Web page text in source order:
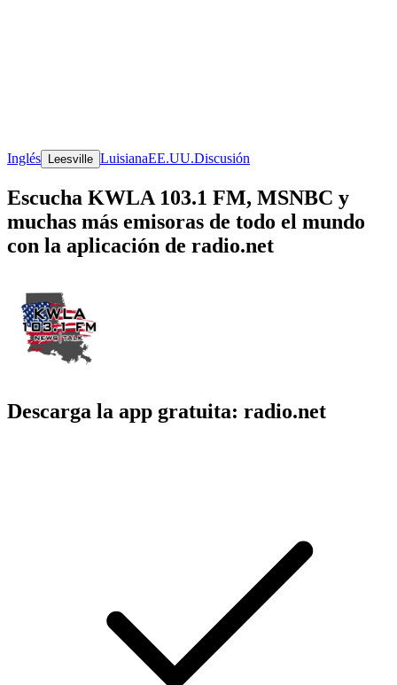
Inglés Leesville LuisianaEE.UU.Discusión
Escucha KWLA 103.1 FM, MSNBC y
muchas más emisoras de todo el mundo
con la aplicación de radio.net
Descarga la app gratuita: radio.net